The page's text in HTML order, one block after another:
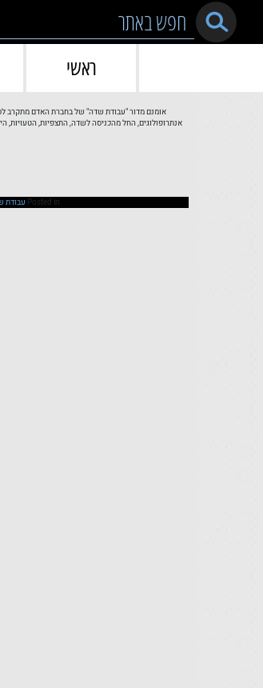
Skip to content
ראשי
אומנם מדור "עבודת שדה" של בחברת האדם מתקרב
אנתרופולוגים, החל מהכניסה לשדה, התצפיות, הטעויות,
Posted in עבודת